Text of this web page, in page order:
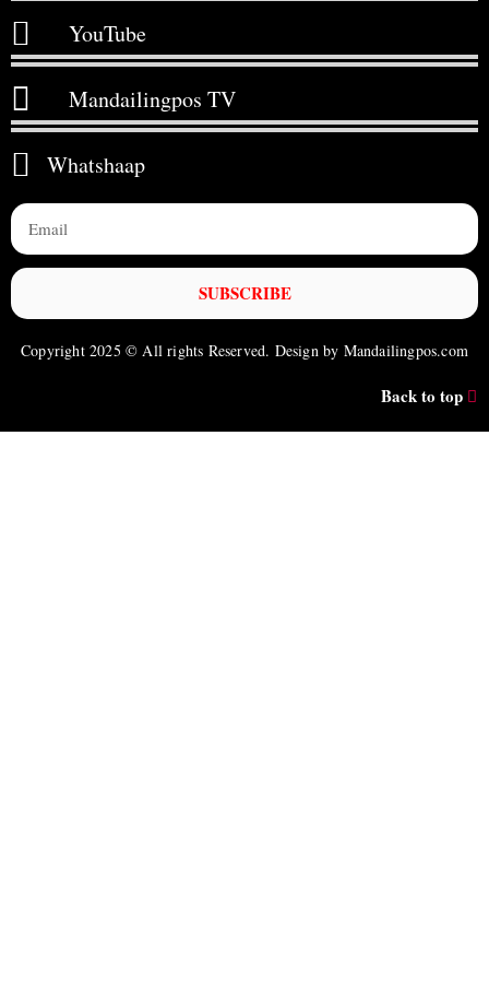
YouTube
Mandailingpos TV
Whatshaap
SUBSCRIBE
Copyright 2025 © All rights Reserved. Design by Mandailingpos.com
Back to top